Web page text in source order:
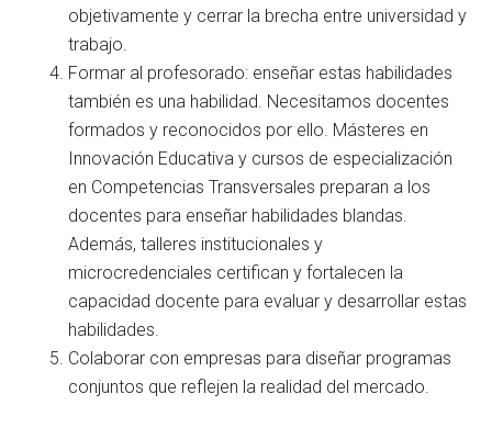
objetivamente y cerrar la brecha entre universidad y
trabajo.
Formar al profesorado: enseñar estas habilidades
también es una habilidad. Necesitamos docentes
formados y reconocidos por ello. Másteres en
Innovación Educativa y cursos de especialización
en Competencias Transversales preparan a los
docentes para enseñar habilidades blandas.
Además, talleres institucionales y
microcredenciales certifican y fortalecen la
capacidad docente para evaluar y desarrollar estas
habilidades.
Colaborar con empresas para diseñar programas
conjuntos que reflejen la realidad del mercado.